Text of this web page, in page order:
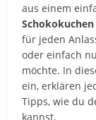
aus einem
für jeden
oder einfach
möchte. In
ein, erklären
Tipps, wie du
kannst.